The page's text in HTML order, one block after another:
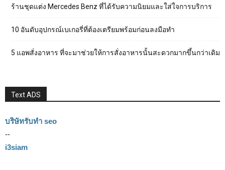
ร้านชุดแต่ง Mercedes Benz ที่ได้รับความนิยมและใส่ใจการบริการ
10 อันดับอุปกรณ์เบเกอรี่ที่ต้องเตรียมพร้อมก่อนลงมือทำ
5 แอพสั่งอาหาร ที่จะมาช่วยให้การสั่งอาหารนั้นสะดวกมากขึ้นกว่าเดิม
Text ADS
บริษัทรับทำ seo
--
i3siam